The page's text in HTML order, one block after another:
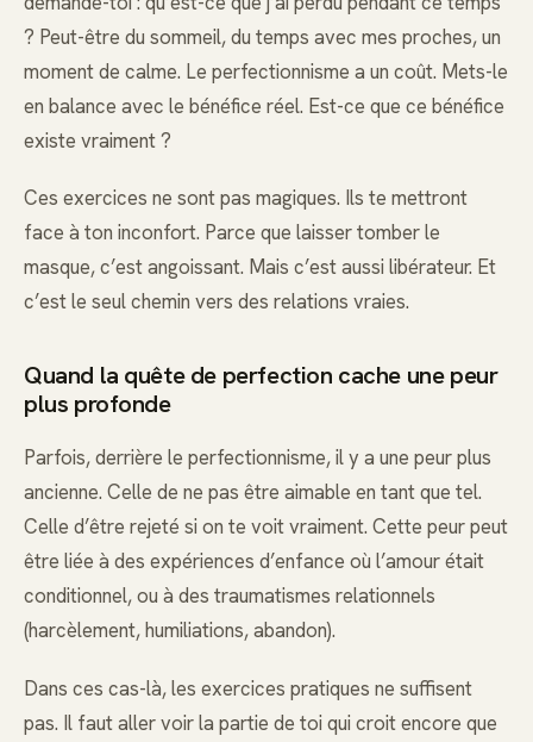
? Peut-être du sommeil, du temps avec mes proches, un
moment de calme. Le perfectionnisme a un coût. Mets-le
en balance avec le bénéfice réel. Est-ce que ce bénéfice
existe vraiment ?
Ces exercices ne sont pas magiques. Ils te mettront
face à ton inconfort. Parce que laisser tomber le
masque, c’est angoissant. Mais c’est aussi libérateur. Et
c’est le seul chemin vers des relations vraies.
Quand la quête de perfection cache une peur
plus profonde
Parfois, derrière le perfectionnisme, il y a une peur plus
ancienne. Celle de ne pas être aimable en tant que tel.
Celle d’être rejeté si on te voit vraiment. Cette peur peut
être liée à des expériences d’enfance où l’amour était
conditionnel, ou à des traumatismes relationnels
(harcèlement, humiliations, abandon).
Dans ces cas-là, les exercices pratiques ne suffisent
pas. Il faut aller voir la partie de toi qui croit encore que